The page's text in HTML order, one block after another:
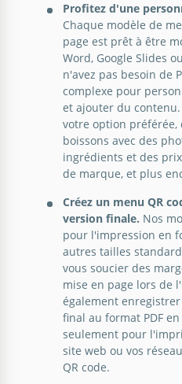
Menu du restaurant
élégants
Si vous créez un menu
votre restaurant, il devrait
design luxueux.
Profitez d'une
Chaque modèle de
page est prêt à être
Word, Google Slides
n'avez pas besoin de
complexe pour
et ajouter du
votre option préférée,
boissons avec des
ingrédients et des
de marque, et plus
Créez un menu QR
version finale. Nos
pour l'impression en
autres tailles
vous soucier des
mise en page lors de
également
final au format PDF
seulement pour
site web ou vos
QR code.